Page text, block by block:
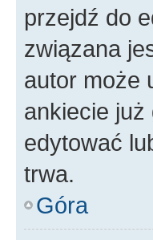
przejdź do
związana
autor może
ankiecie już
edytować
trwa.
Góra